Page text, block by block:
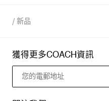
/ 新品
獲得更多COACH資訊